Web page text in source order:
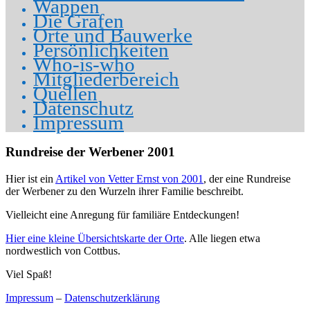
Wappen
Die Grafen
Orte und Bauwerke
Persönlichkeiten
Who-is-who
Mitgliederbereich
Quellen
Datenschutz
Impressum
Rundreise der Werbener 2001
Hier ist ein Artikel von Vetter Ernst von 2001 , der eine Rundreise
der Werbener zu den Wurzeln ihrer Familie beschreibt.
Vielleicht eine Anregung für familiäre Entdeckungen!
Hier eine kleine Übersichtskarte der Orte. Alle liegen etwa
nordwestlich von Cottbus.
Viel Spaß!
Impressum – Datenschutzerklärung